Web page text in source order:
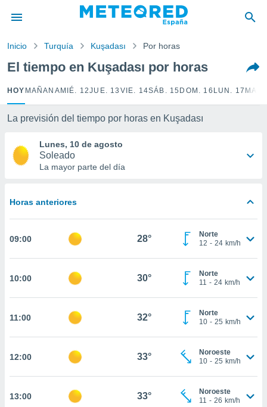
por
para
que se
calidad.
a este
y
digital
permite
seguir
coste.
a la
todas
nuestros
CONFIGURACIÓN
Inicio Turquía Kuşadası Por horas
El tiempo en Kuşadası por horas
HOY MAÑANA MIÉ. 12JUE. 13 VIE. 14SÁB. 15 DOM. 16 LUN. 17
La previsión del tiempo por horas en Kuşadası
Lunes, 10 de agosto
Soleado
La mayor parte del día
Horas anteriores
09:00 28°
Norte
12 - 24 km/h
10:00 30°
Norte
11 - 24 km/h
11:00 32°
Norte
10 - 25 km/h
12:00 33°
Noroeste
10 - 25 km/h
13:00 33°
Noroeste
11 - 26 km/h